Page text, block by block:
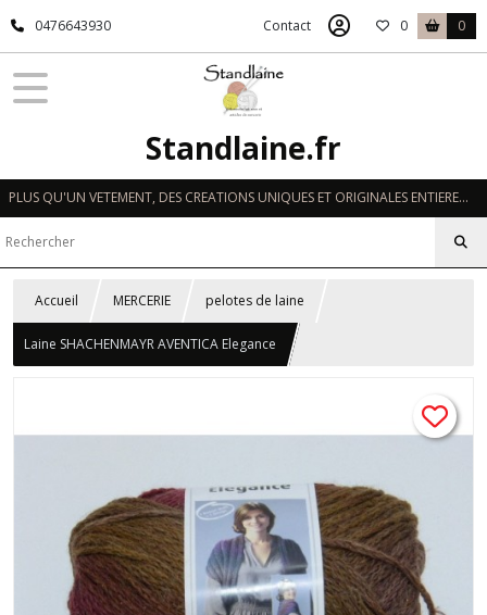
0476643930 Contact 0 0
Standlaine.fr
PLUS QU'UN VETEMENT, DES CREATIONS UNIQUES ET ORIGINALES ENTIEREMENT REALISEES A LA MAIN EN FRANCE
Accueil MERCERIE pelotes de laine
Laine SHACHENMAYR AVENTICA Elegance